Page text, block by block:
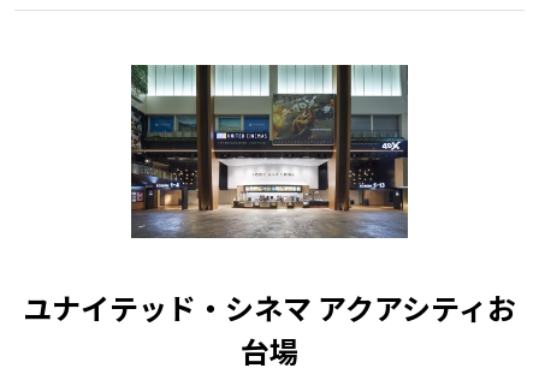
ユナイテッド・シネマ アクアシティお
台場